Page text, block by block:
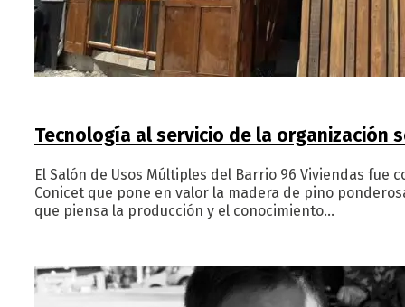
Tecnología al servicio de la organización
El Salón de Usos Múltiples del Barrio 96 Viviendas
Conicet que pone en valor la madera de pino
que piensa la producción y el conocimiento…